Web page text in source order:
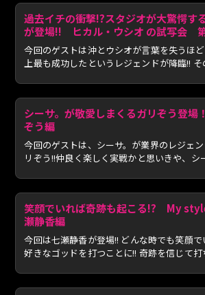
過去イチの衝撃!?スタジオが大驚愕す
が登場!! ヒカル・ウシオ の試写会
今回のゲストは沖とウシオが言葉を失うほ
上最も成功したというレジェンドが降臨!! そ
シーサ。が敬愛しまくるガリぞう登場
ぞう編
今回のゲストは、シーサ。が業界のレジェ
リぞう!!仲良く楽しく実戦かと思いきや、シ
笑顔でいれば奇跡も起こる!? My
瀬静香編
今回は七瀬静香が登場!! どんな時でも笑顔
好きなゴッドを打つことに!! 奇跡を信じて打